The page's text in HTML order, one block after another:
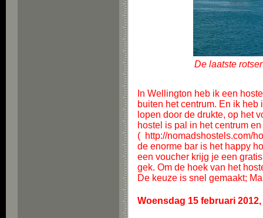
De laatste
In Wellington heb ik een
buiten het centrum. En ik
lopen door de drukte, op het
hostel is pal in het centrum
( http://nomadshostels.com/
de enorme bar is het happy
een voucher krijg je een
gek. Om de hoek van het
De keuze is snel gemaakt;
Woensdag 15 februari